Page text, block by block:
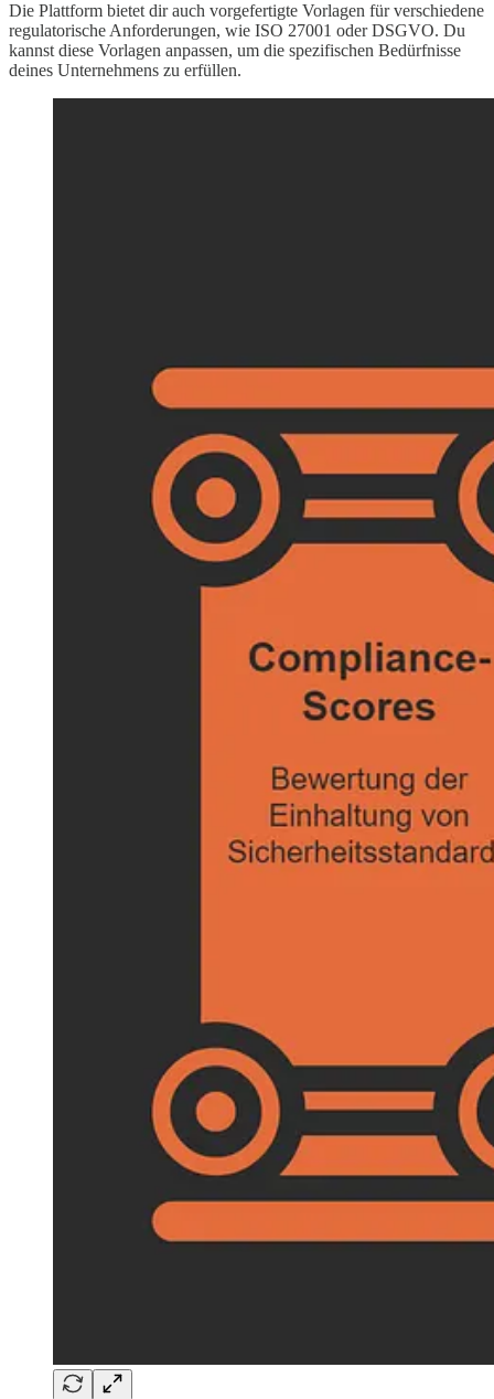
Die Plattform bietet dir auch vorgefertigte Vorlagen für verschiedene
regulatorische Anforderungen, wie ISO 27001 oder DSGVO. Du
kannst diese Vorlagen anpassen, um die spezifischen Bedürfnisse
deines Unternehmens zu erfüllen.